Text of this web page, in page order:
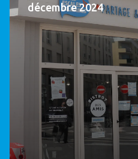
décembre 2024